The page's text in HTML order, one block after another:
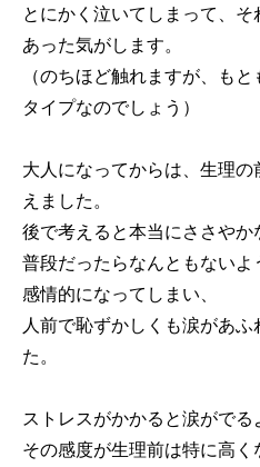
とにかく泣いてしまって、
あった気がします。
（のちほど触れますが、も
タイプなのでしょう）
大人になってからは、生理
えました。
後で考えると本当にささやか
普段だったらなんともないよ
感情的になってしまい、
人前で恥ずかしくも涙があ
た。
ストレスがかかると涙がでる
その感度が生理前は特に高